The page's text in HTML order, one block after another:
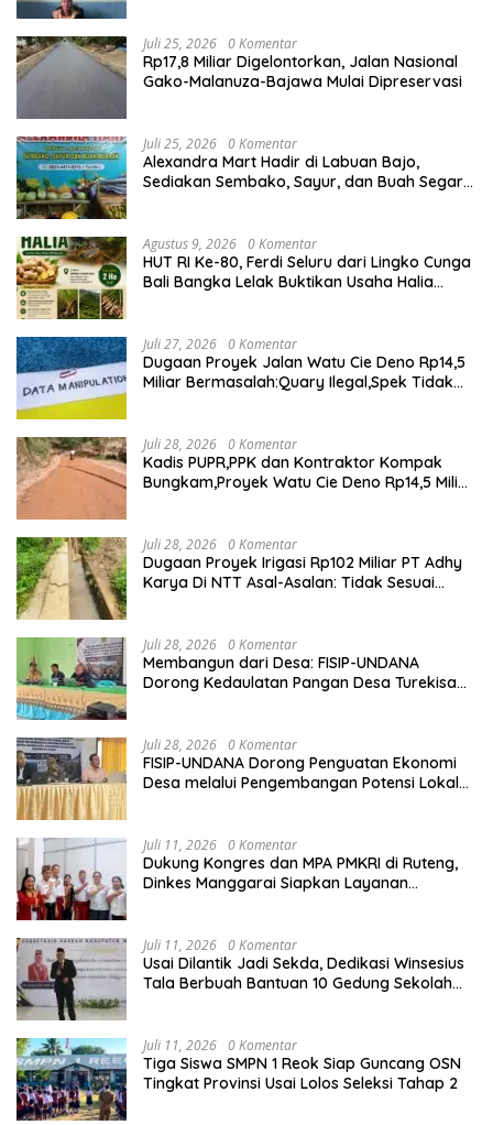
Juli 25, 2026 0 Komentar
Rp17,8 Miliar Digelontorkan, Jalan Nasional
Gako-Malanuza-Bajawa Mulai Dipreservasi
Juli 25, 2026 0 Komentar
Alexandra Mart Hadir di Labuan Bajo,
Sediakan Sembako, Sayur, dan Buah Segar
Agustus 9, 2026 0 Komentar
HUT RI Ke-80, Ferdi Seluru dari Lingko Cunga
Bali Bangka Lelak Buktikan Usaha Halia
Juli 27, 2026 0 Komentar
Dugaan Proyek Jalan Watu Cie Deno Rp14,5
Miliar Bermasalah:Quary Ilegal,Spek Tidak
Juli 28, 2026 0 Komentar
Kadis PUPR,PPK dan Kontraktor Kompak
Bungkam,Proyek Watu Cie Deno Rp14,5 Miliar
Juli 28, 2026 0 Komentar
Dugaan Proyek Irigasi Rp102 Miliar PT Adhy
Karya Di NTT Asal-Asalan: Tidak Sesuai
Juli 28, 2026 0 Komentar
Membangun dari Desa: FISIP-UNDANA
Dorong Kedaulatan Pangan Desa Turekisa
Juli 28, 2026 0 Komentar
FISIP-UNDANA Dorong Penguatan Ekonomi
Desa melalui Pengembangan Potensi Lokal
Juli 11, 2026 0 Komentar
Dukung Kongres dan MPA PMKRI di Ruteng,
Dinkes Manggarai Siapkan Layanan
Juli 11, 2026 0 Komentar
Usai Dilantik Jadi Sekda, Dedikasi Winsesius
Tala Berbuah Bantuan 10 Gedung Sekolah
Juli 11, 2026 0 Komentar
Tiga Siswa SMPN 1 Reok Siap Guncang OSN
Tingkat Provinsi Usai Lolos Seleksi Tahap 2